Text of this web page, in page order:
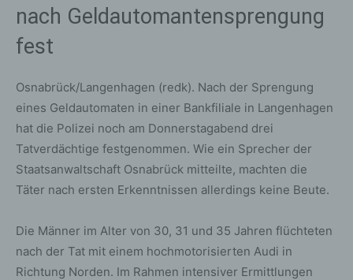
nach Geldautomantensprengung
fest
Osnabrück/Langenhagen (redk). Nach der Sprengung
eines Geldautomaten in einer Bankfiliale in Langenhagen
hat die Polizei noch am Donnerstagabend drei
Tatverdächtige festgenommen. Wie ein Sprecher der
Staatsanwaltschaft Osnabrück mitteilte, machten die
Täter nach ersten Erkenntnissen allerdings keine Beute.
Die Männer im Alter von 30, 31 und 35 Jahren flüchteten
nach der Tat mit einem hochmotorisierten Audi in
Richtung Norden. Im Rahmen intensiver Ermittlungen